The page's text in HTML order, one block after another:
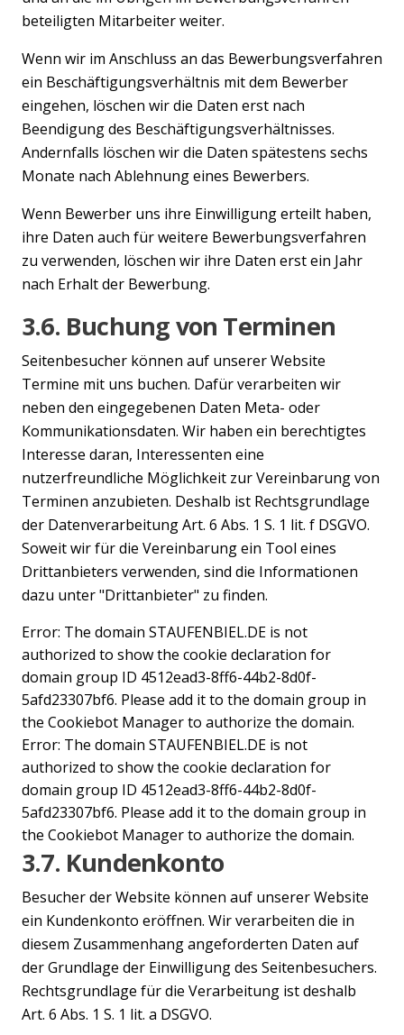
beteiligten Mitarbeiter weiter.
Wenn wir im Anschluss an das Bewerbungsverfahren
ein Beschäftigungsverhältnis mit dem Bewerber
eingehen, löschen wir die Daten erst nach
Beendigung des Beschäftigungsverhältnisses.
Andernfalls löschen wir die Daten spätestens sechs
Monate nach Ablehnung eines Bewerbers.
Wenn Bewerber uns ihre Einwilligung erteilt haben,
ihre Daten auch für weitere Bewerbungsverfahren
zu verwenden, löschen wir ihre Daten erst ein Jahr
nach Erhalt der Bewerbung.
3.6. Buchung von Terminen
Seitenbesucher können auf unserer Website
Termine mit uns buchen. Dafür verarbeiten wir
neben den eingegebenen Daten Meta- oder
Kommunikationsdaten. Wir haben ein berechtigtes
Interesse daran, Interessenten eine
nutzerfreundliche Möglichkeit zur Vereinbarung von
Terminen anzubieten. Deshalb ist Rechtsgrundlage
der Datenverarbeitung Art. 6 Abs. 1 S. 1 lit. f DSGVO.
Soweit wir für die Vereinbarung ein Tool eines
Drittanbieters verwenden, sind die Informationen
dazu unter "Drittanbieter" zu finden.
Error: The domain STAUFENBIEL.DE is not
authorized to show the cookie declaration for
domain group ID 4512ead3-8ff6-44b2-8d0f-
5afd23307bf6. Please add it to the domain group in
the Cookiebot Manager to authorize the domain.
Error: The domain STAUFENBIEL.DE is not
authorized to show the cookie declaration for
domain group ID 4512ead3-8ff6-44b2-8d0f-
5afd23307bf6. Please add it to the domain group in
the Cookiebot Manager to authorize the domain.
3.7. Kundenkonto
Besucher der Website können auf unserer Website
ein Kundenkonto eröffnen. Wir verarbeiten die in
diesem Zusammenhang angeforderten Daten auf
der Grundlage der Einwilligung des Seitenbesuchers.
Rechtsgrundlage für die Verarbeitung ist deshalb
Art. 6 Abs. 1 S. 1 lit. a DSGVO.